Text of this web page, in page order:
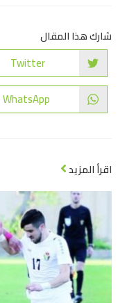
شارك هذا المقال
Twitter
WhatsApp
اقرأ المزيد